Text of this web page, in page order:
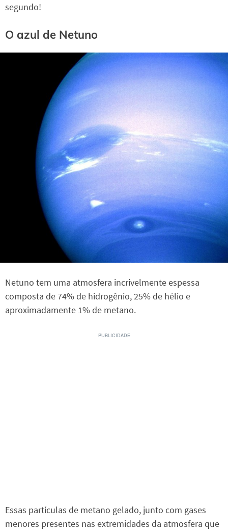
segundo!
O azul de Netuno
Netuno tem uma atmosfera incrivelmente espessa
composta de 74% de hidrogênio, 25% de hélio e
aproximadamente 1% de metano.
Essas partículas de metano gelado, junto com gases
menores presentes nas extremidades da atmosfera que